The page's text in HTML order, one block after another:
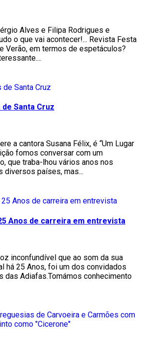
Alves e Filipa Rodrigues e
o que vai acontecer!... Revista Festa
Verão, em termos de espetáculos?
Santa Cruz
a cantora Susana Félix, é “Um Lugar
fomos conversar com um
que traba-lhou vários anos nos
diversos países, mas...
Anos de carreira em entrevista
inconfundível que ao som da sua
há 25 Anos, foi um dos convidados
das Adiafas.Tomámos conhecimento